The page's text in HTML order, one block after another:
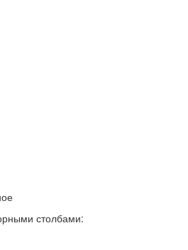
столбами: